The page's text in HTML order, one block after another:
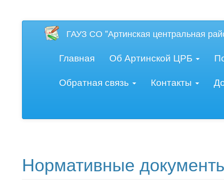
ГАУЗ СО "Артинская центральная
Главная Об Артинской ЦРБ
Обратная связь
Контакты
Нормативные